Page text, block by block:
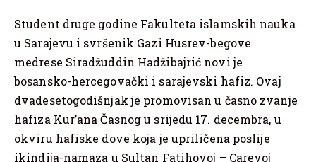
Student druge godine Fakulteta islamskih nauka
u Sarajevu i svršenik Gazi Husrev-begove
medrese Siradžuddin Hadžibajrić novi je
bosansko-hercegovački i sarajevski hafiz. Ovaj
dvadesetogodišnjak je promovisan u časno zvanje
hafiza Kur’ana Časnog u srijedu 17. decembra, u
okviru hafiske dove koja je upriličena poslije
ikindija-namaza u Sultan Fatihovoj – Carevoj